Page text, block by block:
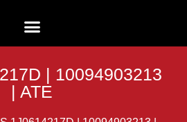
| 10094903213
| ATE